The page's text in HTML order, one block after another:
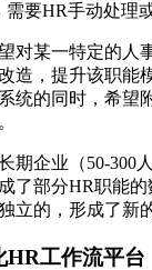
要HR手动处理
对某一特定的人
造，提升该职能
统的同时，希望
期企业（50-300
了部分HR职能
立的，形成了新
HR工作流平台